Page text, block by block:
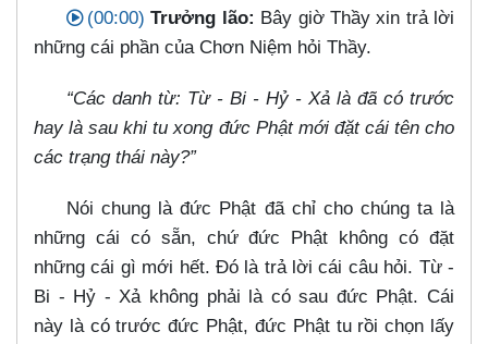
(00:00) Trưởng lão: Bây giờ Thầy xin trả lời
những cái phần của Chơn Niệm hỏi Thầy.
“Các danh từ: Từ - Bi - Hỷ - Xả là đã có trước
hay là sau khi tu xong đức Phật mới đặt cái tên cho
các trạng thái này?”
Nói chung là đức Phật đã chỉ cho chúng ta là
những cái có sẵn, chứ đức Phật không có đặt
những cái gì mới hết. Đó là trả lời cái câu hỏi. Từ -
Bi - Hỷ - Xả không phải là có sau đức Phật. Cái
này là có trước đức Phật, đức Phật tu rồi chọn lấy